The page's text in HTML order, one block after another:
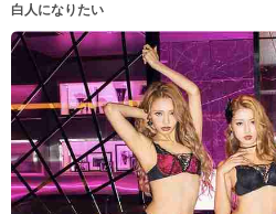
白人になりたい